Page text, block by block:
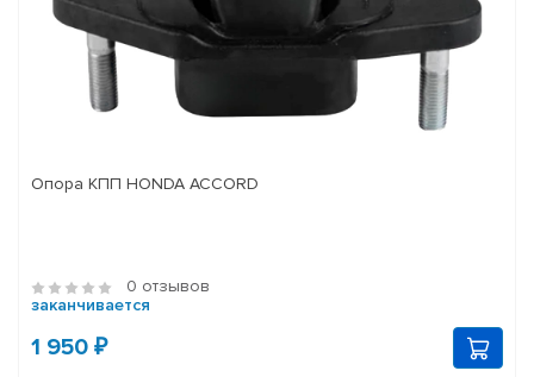
Опора КПП HONDA ACCORD
0 отзывов
заканчивается
1 950 ₽